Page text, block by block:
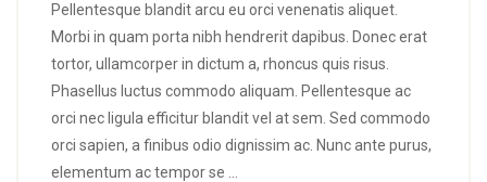
Pellentesque blandit arcu eu orci venenatis aliquet.
Morbi in quam porta nibh hendrerit dapibus. Donec erat
tortor, ullamcorper in dictum a, rhoncus quis risus.
Phasellus luctus commodo aliquam. Pellentesque ac
orci nec ligula efficitur blandit vel at sem. Sed commodo
orci sapien, a finibus odio dignissim ac. Nunc ante purus,
elementum ac tempor se …